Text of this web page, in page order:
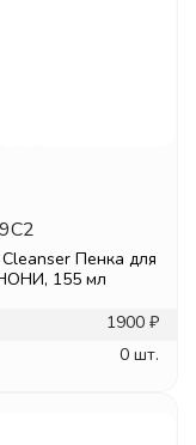
Пенка для
155 мл
1900 ₽
0 шт.